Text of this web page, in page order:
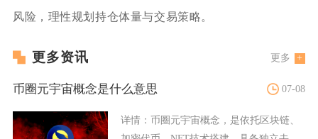
风险，理性规划持仓体量与交易策略。
更多资讯 更多
币圈元宇宙概念是什么意思 07-08
详情： 币圈元宇宙概念，是依托区块链、